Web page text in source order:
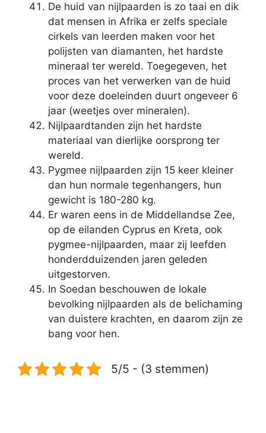
De huid van nijlpaarden is zo taai en dik
dat mensen in Afrika er zelfs speciale
cirkels van leerden maken voor het
polijsten van diamanten, het hardste
mineraal ter wereld. Toegegeven, het
proces van het verwerken van de huid
voor deze doeleinden duurt ongeveer 6
jaar (weetjes over mineralen).
Nijlpaardtanden zijn het hardste
materiaal van dierlijke oorsprong ter
wereld.
Pygmee nijlpaarden zijn 15 keer kleiner
dan hun normale tegenhangers, hun
gewicht is 180-280 kg.
Er waren eens in de Middellandse Zee,
op de eilanden Cyprus en Kreta, ook
pygmee-nijlpaarden, maar zij leefden
honderdduizenden jaren geleden
uitgestorven.
In Soedan beschouwen de lokale
bevolking nijlpaarden als de belichaming
van duistere krachten, en daarom zijn ze
bang voor hen.
5/5 - (3 stemmen)